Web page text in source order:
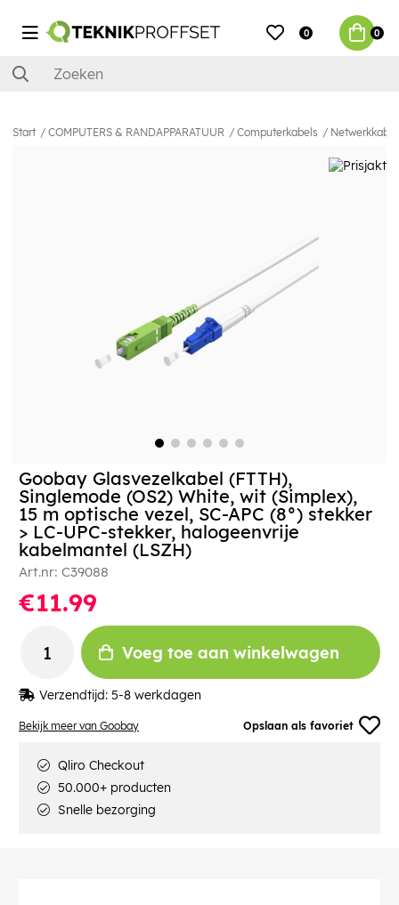
0 0
Start COMPUTERS & RANDAPPARATUUR Computerkabels
Bekijk meer van Goobay Opslaan als favoriet
Goobay Glasvezelkabel (FTTH),
Singlemode (OS2) White, wit (Simplex),
15 m optische vezel, SC-APC (8°) stekker
> LC-UPC-stekker, halogeenvrije
kabelmantel (LSZH)
Art.nr: C39088
€11.99
Voeg toe aan winkelwagen
Verzendtijd: 5-8 werkdagen
Qliro Checkout
50.000+ producten
Snelle bezorging